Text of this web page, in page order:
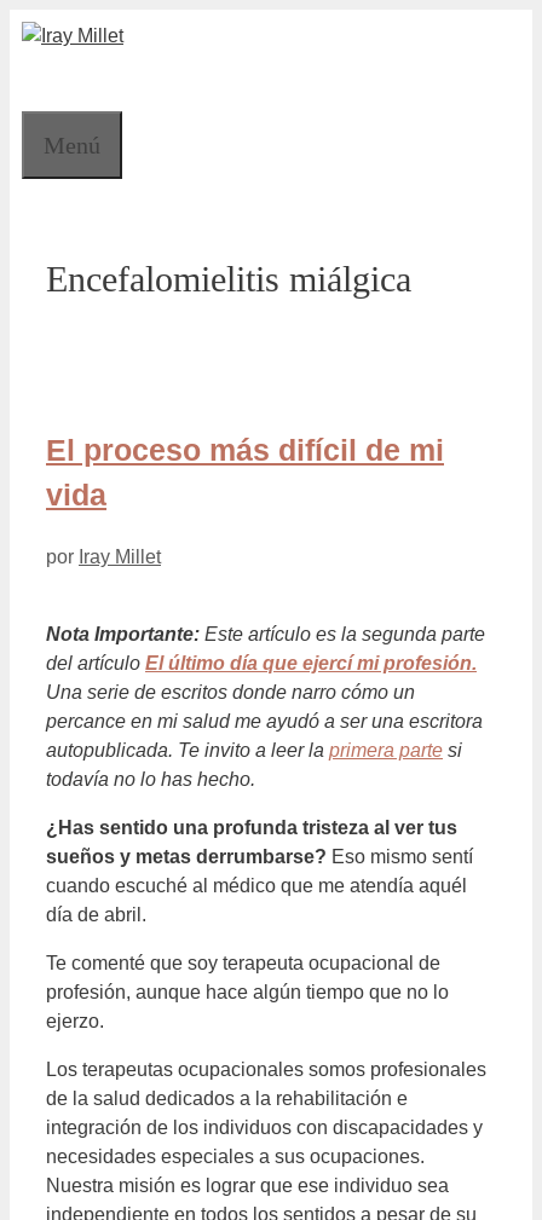
Saltar
Menú
Encefalomielitis miálgica
El proceso más difícil de mi
vida
por Iray Millet
Nota Importante: Este artículo es la segunda parte
del artículo El último día que ejercí mi profesión.
Una serie de escritos donde narro cómo un
percance en mi salud me ayudó a ser una escritora
autopublicada. Te invito a leer la primera parte si
todavía no lo has hecho.
¿Has sentido una profunda tristeza al ver tus
sueños y metas derrumbarse? Eso mismo sentí
cuando escuché al médico que me atendía aquél
día de abril.
Te comenté que soy terapeuta ocupacional de
profesión, aunque hace algún tiempo que no lo
ejerzo.
Los terapeutas ocupacionales somos profesionales
de la salud dedicados a la rehabilitación e
integración de los individuos con discapacidades y
necesidades especiales a sus ocupaciones.
Nuestra misión es lograr que ese individuo sea
independiente en todos los sentidos a pesar de su